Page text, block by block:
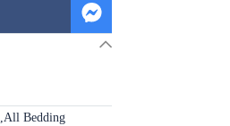
,All Bedding